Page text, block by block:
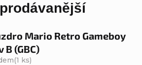
Mario Retro Gameboy
B (GBC)
(1 ks)